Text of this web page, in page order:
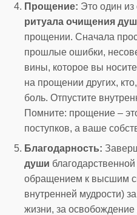
Прощение: Это один
ритуала очищения
прощении. Сначала
прошлые ошибки,
вины, которое вы
на прощении других,
боль. Отпустите
Помните: прощение –
поступков, а ваше
Благодарность:
души
обращением к высшим
внутренней мудрости)
жизни, за